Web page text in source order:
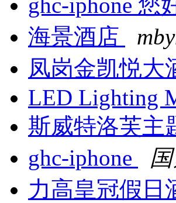
ghc-iphone 您
海景酒店
凤岗金凯悦大
LED Lighting
斯威特洛芙主
ghc-iphone
力高皇冠假日